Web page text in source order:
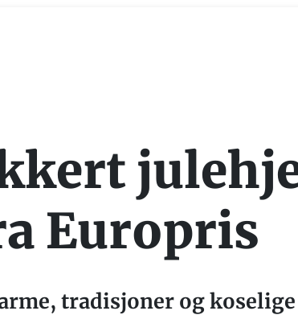
Europris
tradisjoner og